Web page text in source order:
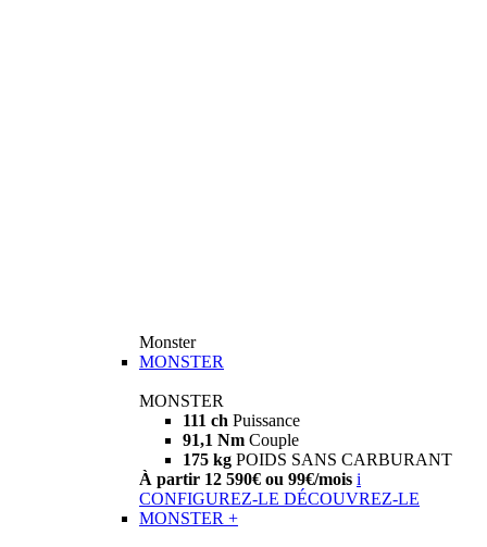
Monster
MONSTER
MONSTER
111 ch Puissance
91,1 Nm Couple
175 kg POIDS SANS CARBURANT
À partir 12 590€ ou 99€/mois i
CONFIGUREZ-LE DÉCOUVREZ-LE
MONSTER +